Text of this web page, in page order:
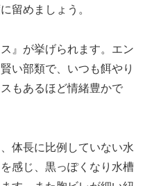
留めましょう。
』が挙げられます。エン
い部類で、いつも餌やり
もあるほど情緒豊かで
体長に比例していない水
感じ、黒っぽくなり水槽